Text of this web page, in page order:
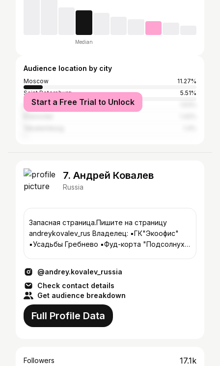
Median
Audience location by city
Moscow
11.27%
Saint Petersburg
5.51%
Kazan
Start a Free Trial to Unlock
7. Андрей Ковалев
Russia
Запасная страница.Пишите на страницу
andreykovalev_rus Владелец: ▪️ГК"Экоофис"
▪️Усадьбы Гребнево ▪️Фуд-корта "Подсолнухи
@andrey.kovalev_russia
Check contact details
Get audience breakdown
Full Profile Data
Followers 17.1k